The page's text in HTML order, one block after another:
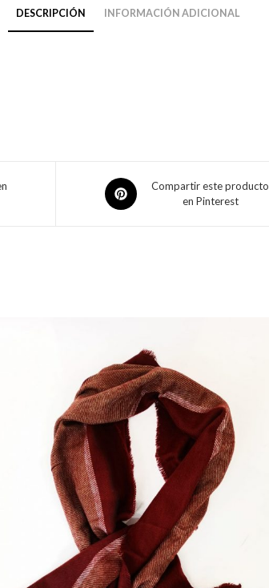
DESCRIPCIÓN INFORMACIÓN ADICIONAL
Compartir este producto
en Pinterest